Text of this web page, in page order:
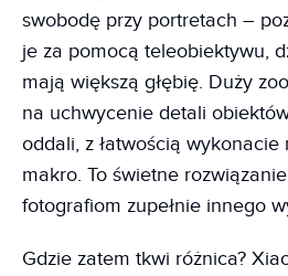
swobodę przy portretach –
je za pomocą teleobiektywu,
mają większą głębię. Duży
na uchwycenie detali
oddali, z łatwością wykonacie
makro. To świetne
fotografiom zupełnie innego
Gdzie zatem tkwi różnica?